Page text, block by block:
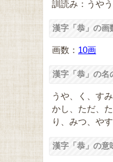
訓読み：うやう
漢字「恭」の画
画数： 10画
漢字「恭」の名
うや、く、す
かし、ただ、
り、みつ、や
漢字「恭」の意